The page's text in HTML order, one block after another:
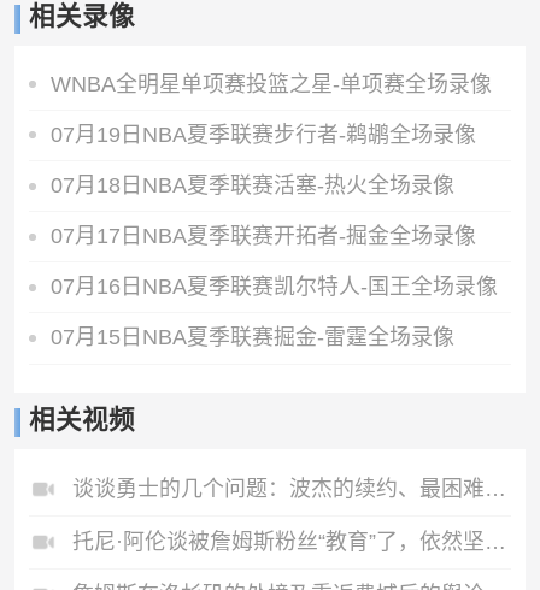
相关录像
WNBA全明星单项赛投篮之星-单项赛全场录像
07月19日NBA夏季联赛步行者-鹈鹕全场录像
07月18日NBA夏季联赛活塞-热火全场录像
07月17日NBA夏季联赛开拓者-掘金全场录像
07月16日NBA夏季联赛凯尔特人-国王全场录像
07月15日NBA夏季联赛掘金-雷霆全场录像
相关视频
谈谈勇士的几个问题：波杰的续约、最困难的部分、克莱和德罗赞！
托尼·阿伦谈被詹姆斯粉丝“教育”了，依然坚持自己的篮球判断